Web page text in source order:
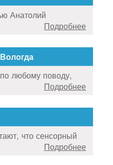
Анатолий
Подробнее
любому поводу,
Подробнее
что сенсорный
Подробнее